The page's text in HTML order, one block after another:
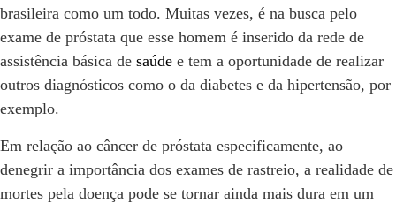
brasileira como um todo. Muitas vezes, é na busca pelo
exame de próstata que esse homem é inserido da rede de
assistência básica de saúde e tem a oportunidade de realizar
outros diagnósticos como o da diabetes e da hipertensão, por
exemplo.
Em relação ao câncer de próstata especificamente, ao
denegrir a importância dos exames de rastreio, a realidade de
mortes pela doença pode se tornar ainda mais dura em um